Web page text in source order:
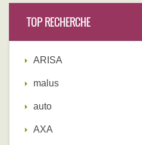
TOP RECHERCHE
ARISA
malus
auto
AXA